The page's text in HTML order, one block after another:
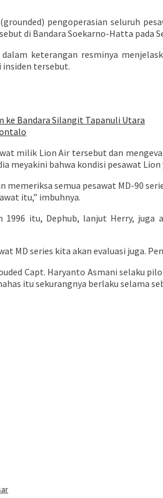
pengoperasian seluruh
di Bandara Soekarno-Hatta pada
keterangan resminya
insiden tersebut.
ke Bandara Silangit Tapanuli Utara
milik Lion Air tersebut dan
meyakini bahwa kondisi pesawat
semua pesawat MD-90
itu,” imbuhnya.
itu, Dephub, lanjut Herry,
MD series kita akan evaluasi juga.
Capt. Haryanto Asmani selaku
itu sekurangnya berlaku selama